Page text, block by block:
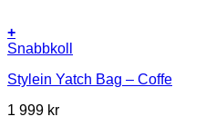
+
Snabbkoll
Stylein Yatch Bag – Coffe
1 999 kr